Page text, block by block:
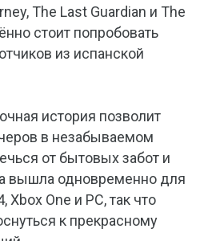
The Last Guardian и The
стоит попробовать
из испанской
история позволит
в незабываемом
от бытовых забот и
вышла одновременно для
One и PC, так что
к прекрасному